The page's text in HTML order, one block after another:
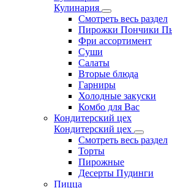
Кулинария
Смотреть весь раздел
Пирожки Пончики
Фри ассортимент
Суши
Салаты
Вторые блюда
Гарниры
Холодные закуски
Комбо для Вас
Кондитерский цех
Кондитерский цех
Смотреть весь раздел
Торты
Пирожные
Десерты Пудинги
Пицца